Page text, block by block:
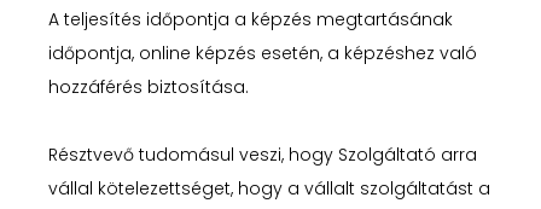
A teljesítés időpontja a képzés megtartásának
időpontja, online képzés esetén, a képzéshez való
hozzáférés biztosítása.
Résztvevő tudomásul veszi, hogy Szolgáltató arra
vállal kötelezettséget, hogy a vállalt szolgáltatást a